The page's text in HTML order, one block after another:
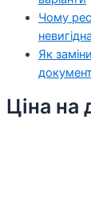
Чому
Як
Ціна на